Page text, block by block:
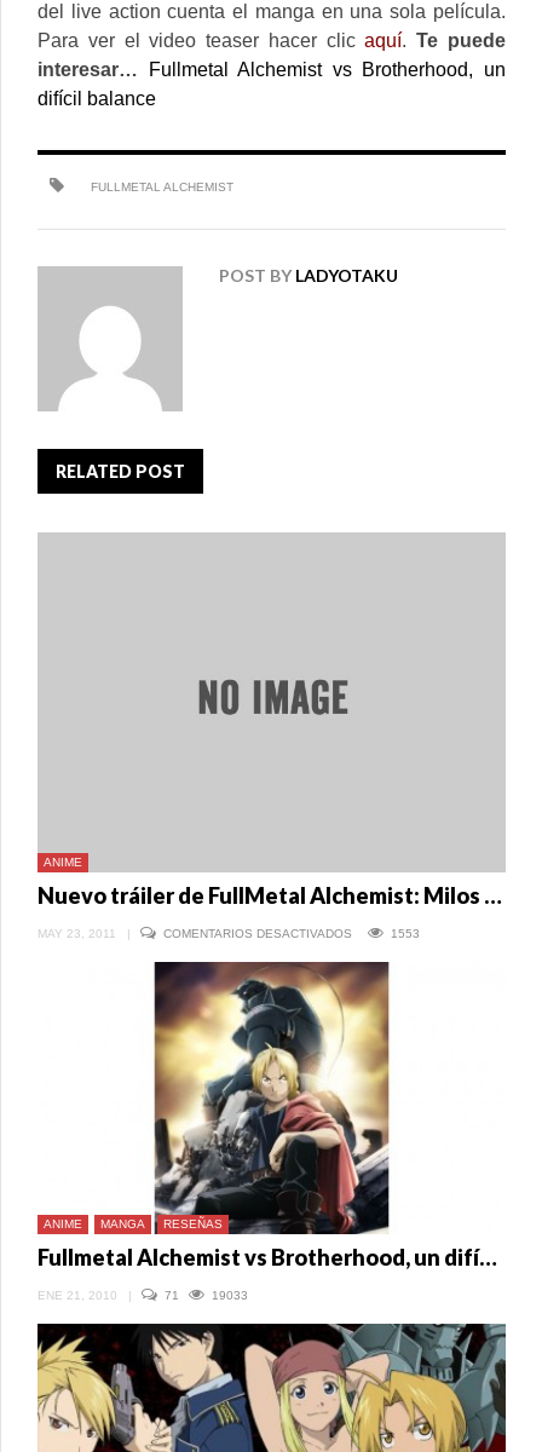
del live action cuenta el manga en una sola película.
Para ver el video teaser hacer clicaquí.Te puede
interesar…
Fullmetal Alchemist vs Brotherhood, un
difícil balance
FULLMETAL ALCHEMIST
POST BY LADYOTAKU
RELATED POST
ANIME
Nuevo tráiler de FullMetal Alchemist: Milos no Seinaru Hoshi
MAY 23, 2011 COMENTARIOS DESACTIVADOS
TRÁILER
FULLMETAL
ALCHEMIST:
SEINARU
HOSHI
1553
ANIME MANGA RESEÑAS
Fullmetal Alchemist vs Brotherhood, un difícil balance
ENE 21, 2010 71 19033